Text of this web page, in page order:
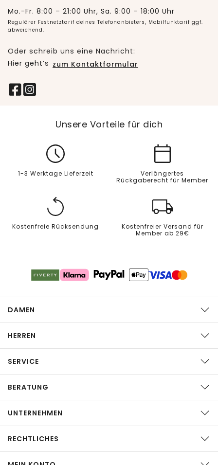
Mo.-Fr. 8:00 – 21:00 Uhr, Sa. 9:00 – 18:00 Uhr
Regulärer Festnetztarif deines Telefonanbieters, Mobilfunktarif ggf.
abweichend.
Oder schreib uns eine Nachricht:
Hier geht’s zum Kontaktformular
Unsere Vorteile für dich
1-3 Werktage Lieferzeit
Verlängertes
Rückgaberecht für Member
Kostenfreie Rücksendung
Kostenfreier Versand für
Member ab 29€
DAMEN
HERREN
SERVICE
BERATUNG
UNTERNEHMEN
RECHTLICHES